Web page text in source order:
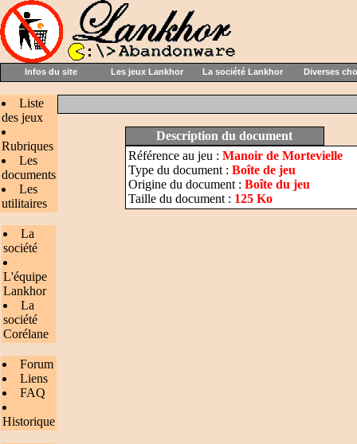
Infos du site Les jeux Lankhor La société Lankhor Diverses
Liste
des jeux
Rubriques
Les
documents
Les
utilitaires
La
société
L'équipe
Lankhor
La
société
Corélane
Forum
Liens
FAQ
Historique
Description du document
Référence au jeu : Manoir de Mortevielle
Type du document : Boîte de jeu
Origine du document : Boîte du jeu
Taille du document : 125 Ko